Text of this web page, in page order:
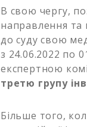
В свою чергу,
направлення та
до суду свою
з 24.06.2022 по
експертною
третю групу
Більше того,